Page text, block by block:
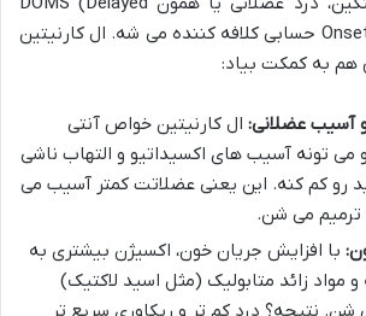
Onset Muscle Soreness) حسابی کلافه کننده می شه. ال کارنیتین
هم به کمکت بیاد:
آسیب عضلانی: ال کارنیتین خواص آنتی
می تونه آسیب های اکسیداتیو و التهاب ناشی
رو کم کنه. این یعنی عضلاتت کمتر آسیب می
ترمیم می شن.
با افزایش جریان خون، اکسیژن بیشتری به
مواد زائد متابولیک (مثل اسید لاکتیک)